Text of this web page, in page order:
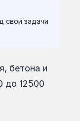
свои задачи
бетона и
до 12500